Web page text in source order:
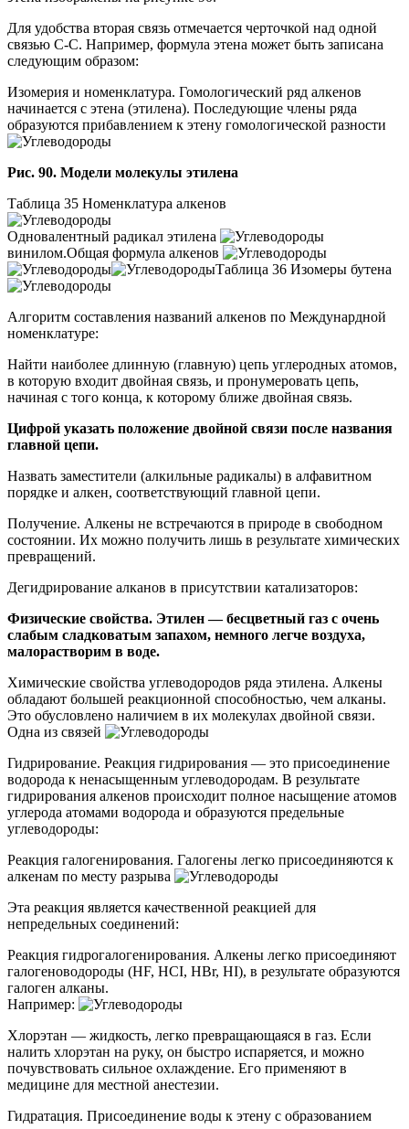
Для удобства вторая связь отмечается черточкой над одной
связью С-С. Например, формула этена может быть записана
следующим образом:
Изомерия и номенклатура. Гомологический ряд алкенов
начинается с этена (этилена). Последующие члены ряда
образуются прибавлением к этену гомологической разности
Рис. 90. Модели молекулы этилена
Таблица 35 Номенклатура алкенов
Одновалентный радикал этилена
винилом.Общая формула алкенов
Таблица 36 Изомеры бутена
Алгоритм составления названий алкенов по Междунардной
номенклатуре:
Найти наиболее длинную (главную) цепь углеродных атомов,
в которую входит двойная связь, и пронумеровать цепь,
начиная с того конца, к которому ближе двойная связь.
Цифрой указать положение двойной связи после названия
главной цепи.
Назвать заместители (алкильные радикалы) в алфавитном
порядке и алкен, соответствующий главной цепи.
Получение. Алкены не встречаются в природе в свободном
состоянии. Их можно получить лишь в результате химических
превращений.
Дегидрирование алканов в присутствии катализаторов:
Физические свойства. Этилен — бесцветный газ с очень
слабым сладковатым запахом, немного легче воздуха,
малорастворим в воде.
Химические свойства углеводородов ряда этилена. Алкены
обладают большей реакционной способностью, чем алканы.
Это обусловлено наличием в их молекулах двойной связи.
Одна из связей
Гидрирование. Реакция гидрирования — это присоединение
водорода к ненасыщенным углеводородам. В результате
гидрирования алкенов происходит полное насыщение атомов
углерода атомами водорода и образуются предельные
углеводороды:
Реакция галогенирования. Галогены легко присоединяются к
алкенам по месту разрыва
Эта реакция является качественной реакцией для
непредельных соединений:
Реакция гидрогалогенирования. Алкены легко присоединяют
галогеноводороды (HF, HCI, НВr, НI), в результате образуются
галоген алканы.
Например:
Хлорэтан — жидкость, легко превращающаяся в газ. Если
налить хлорэтан на руку, он быстро испаряется, и можно
почувствовать сильное охлаждение. Его применяют в
медицине для местной анестезии.
Гидратация. Присоединение воды к этену с образованием